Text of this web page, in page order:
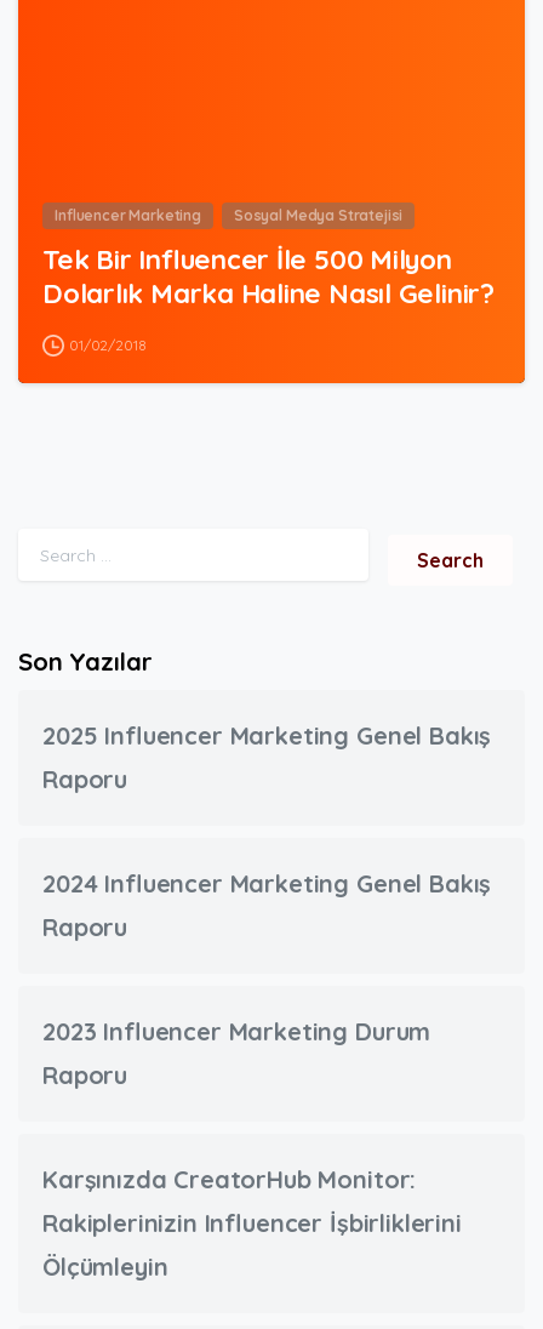
Influencer Marketing Sosyal Medya Stratejisi
Tek Bir Influencer İle 500 Milyon
Dolarlık Marka Haline Nasıl Gelinir?
01/02/2018
Search for:
Son Yazılar
2025 Influencer Marketing Genel Bakış
Raporu
2024 Influencer Marketing Genel Bakış
Raporu
2023 Influencer Marketing Durum
Raporu
Karşınızda CreatorHub Monitor:
Rakiplerinizin Influencer İşbirliklerini
Ölçümleyin